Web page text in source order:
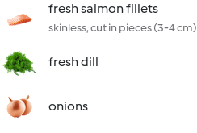
fresh salmon fillets
skinless, cut in pieces (3-4 cm)
fresh dill
onions